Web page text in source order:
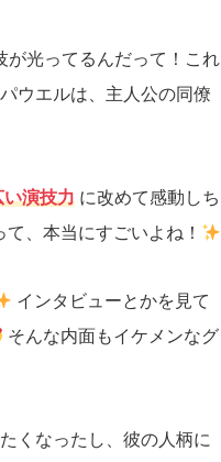
が光ってるんだって！これ
ウエルは、主人公の同僚
い演技力 に改めて感動しち
、本当にすごいよね！
インタビューとかを見て
そんな内面もイケメンなグ
くなったし、彼の人柄に